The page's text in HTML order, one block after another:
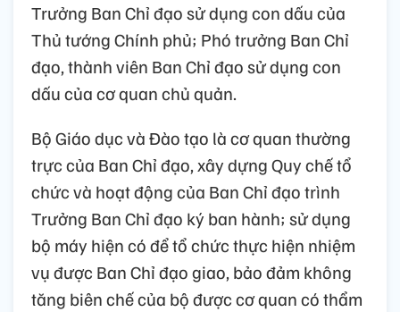
Trưởng Ban Chỉ đạo sử dụng con dấu của
Thủ tướng Chính phủ; Phó trưởng Ban Chỉ
đạo, thành viên Ban Chỉ đạo sử dụng con
dấu của cơ quan chủ quản.
Bộ Giáo dục và Đào tạo là cơ quan thường
trực của Ban Chỉ đạo, xây dựng Quy chế tổ
chức và hoạt động của Ban Chỉ đạo trình
Trưởng Ban Chỉ đạo ký ban hành; sử dụng
bộ máy hiện có để tổ chức thực hiện nhiệm
vụ được Ban Chỉ đạo giao, bảo đảm không
tăng biên chế của bộ được cơ quan có thẩm